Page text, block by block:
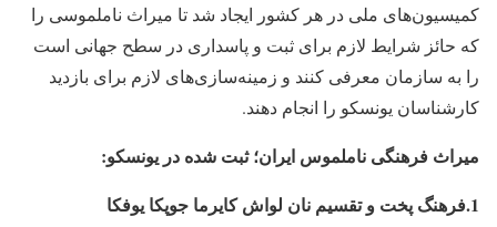
کمیسیون‌های ملی در هر کشور ایجاد شد تا میراث ناملموسی را
که حائز شرایط لازم برای ثبت و پاسداری در سطح جهانی است
را به سازمان معرفی کنند و زمینه‌سازی‌های لازم برای بازدید
کارشناسان یونسکو را انجام دهند.
میراث فرهنگی ناملموس ایران؛ ثبت شده در یونسکو:
1.فرهنگ پخت و تقسیم نان لواش کایرما جوپکا یوفکا